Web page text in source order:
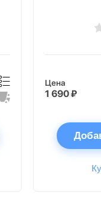
Цена
1 690 ₽